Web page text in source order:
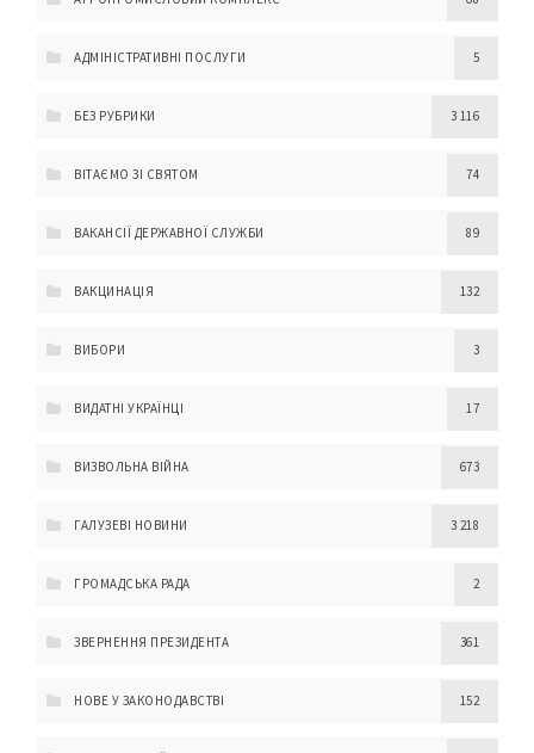
АДМІНІСТРАТИВНІ ПОСЛУГИ 5
БЕЗ РУБРИКИ 3 116
ВІТАЄМО ЗІ СВЯТОМ 74
ВАКАНСІЇ ДЕРЖАВНОЇ СЛУЖБИ 89
ВАКЦИНАЦІЯ 132
ВИБОРИ 3
ВИДАТНІ УКРАЇНЦІ 17
ВИЗВОЛЬНА ВІЙНА 673
ГАЛУЗЕВІ НОВИНИ 3 218
ГРОМАДСЬКА РАДА 2
ЗВЕРНЕННЯ ПРЕЗИДЕНТА 361
НОВЕ У ЗАКОНОДАВСТВІ 152